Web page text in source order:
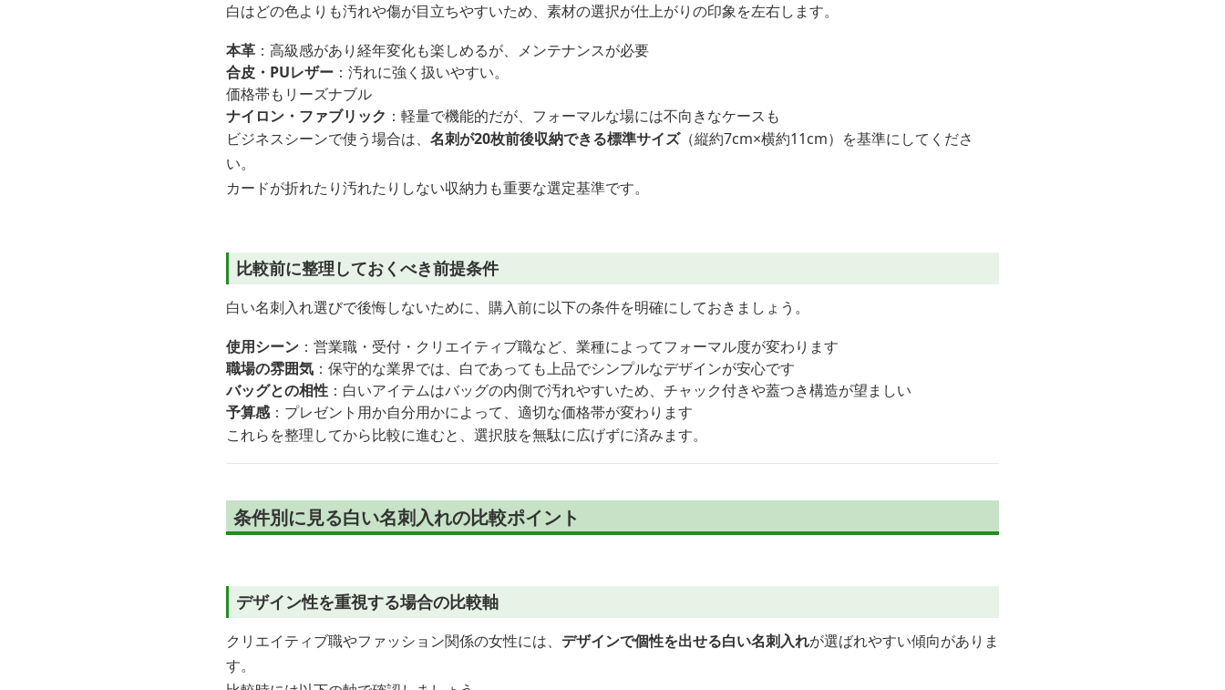
白はどの色よりも汚れや傷が目立ちやすいため、素材の選択が仕上がりの印象を左右します。
本革 ：高級感があり経年変化も楽しめるが、メンテナンスが必要
合皮・PUレザー ：汚れに強く扱いやすい。
価格帯もリーズナブル
ナイロン・ファブリック ：軽量で機能的だが、フォーマルな場には不向きなケースも
ビジネスシーンで使う場合は、 名刺が20枚前後収納できる標準サイズ（縦約7cm×横約11cm）を基準にしてくださ
い。
カードが折れたり汚れたりしない収納力も重要な選定基準です。
比較前に整理しておくべき前提条件
白い名刺入れ選びで後悔しないために、購入前に以下の条件を明確にしておきましょう。
使用シーン ：営業職・受付・クリエイティブ職など、業種によってフォーマル度が変わります
職場の雰囲気 ：保守的な業界では、白であっても上品でシンプルなデザインが安心です
バッグとの相性 ：白いアイテムはバッグの内側で汚れやすいため、チャック付きや蓋つき構造が望ましい
予算感：プレゼント用か自分用かによって、適切な価格帯が変わります
これらを整理してから比較に進むと、選択肢を無駄に広げずに済みます。
条件別に見る白い名刺入れの比較ポイント
デザイン性を重視する場合の比較軸
クリエイティブ職やファッション関係の女性には、 デザインで個性を出せる白い名刺入れが選ばれやすい傾向がありま
す。